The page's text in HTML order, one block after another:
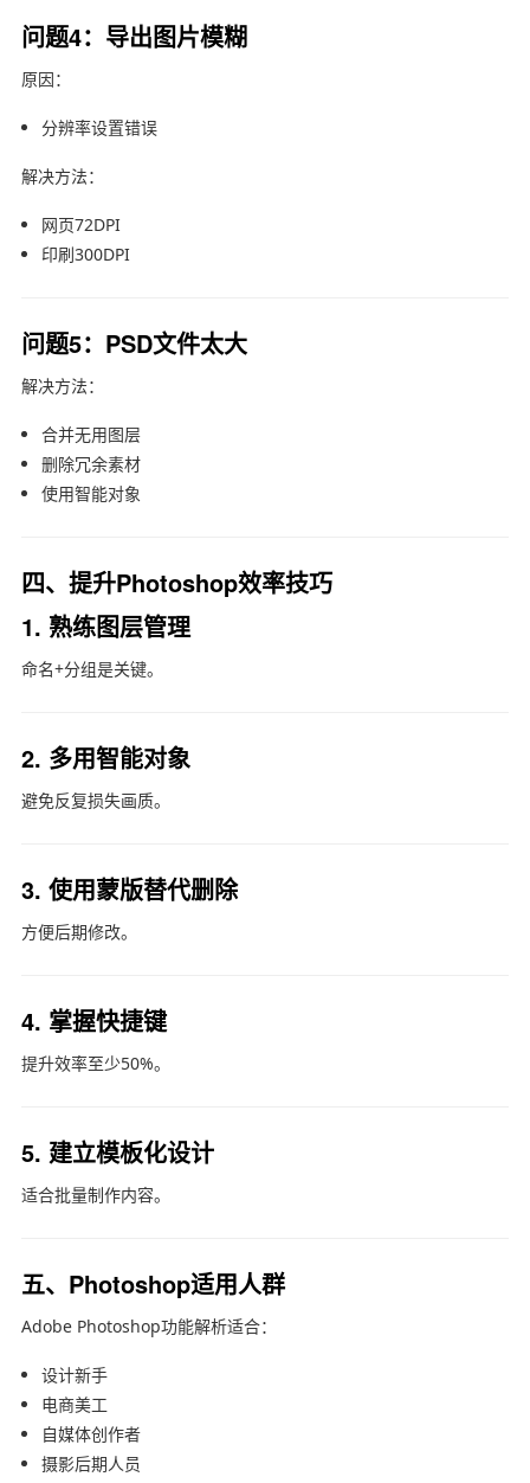
问题4：导出图片模糊
原因：
分辨率设置错误
解决方法：
网页72DPI
印刷300DPI
问题5：PSD文件太大
解决方法：
合并无用图层
删除冗余素材
使用智能对象
四、提升Photoshop效率技巧
1. 熟练图层管理
命名+分组是关键。
2. 多用智能对象
避免反复损失画质。
3. 使用蒙版替代删除
方便后期修改。
4. 掌握快捷键
提升效率至少50%。
5. 建立模板化设计
适合批量制作内容。
五、Photoshop适用人群
Adobe Photoshop功能解析适合：
设计新手
电商美工
自媒体创作者
摄影后期人员